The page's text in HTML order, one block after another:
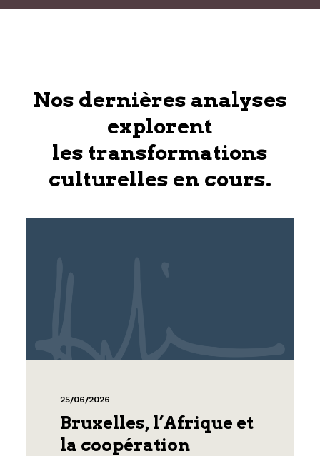
Nos dernières analyses
explorent
les transformations
culturelles en cours.
25/06/2026
Bruxelles, l’Afrique et
la coopération